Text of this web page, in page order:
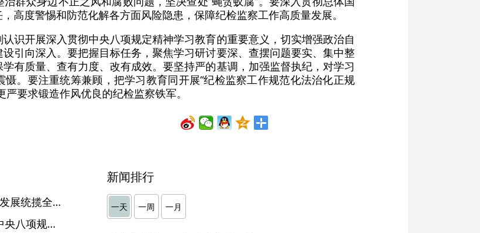
高度警惕和防范化解各方面风险隐患，保障纪检监察工作高质量发展。
识开展深入贯彻中央八项规定精神学习教育的重要意义，切实增强政治自
引向深入。要把握目标任务，聚焦学习研讨要深、查摆问题要实、集中整
有质量、查有力度、改有成效。要坚持严的基调，加强监督执纪，对学习
。要注重统筹兼顾，把学习教育同开展“纪检监察工作规范化法治化正规
要求锻造作风优良的纪检监察铁军。
习近平在贵州考察时强调 坚持以高质量发展统揽全局 在中国式现代化进程中展现贵州新风采
2025年2月全省纪检监察机关查处违反中央八项规定精神问题952起
新闻排行
一天 一周 一月